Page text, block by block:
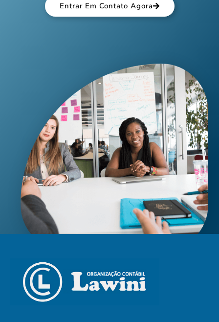
Entrar Em Contato Agora